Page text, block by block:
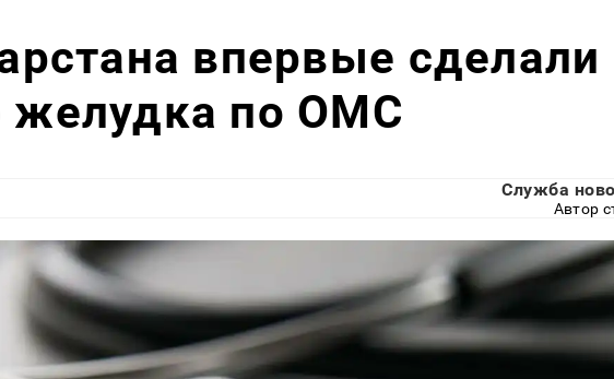
впервые сделали
желудка по ОМС
Служба
Автор